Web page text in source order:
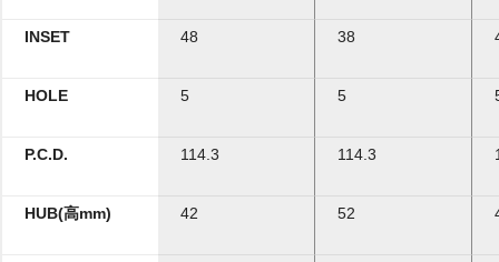
INSET
HOLE
P.C.D.
HUB(高mm)
48
5
114.3
42
38
5
114.3
52